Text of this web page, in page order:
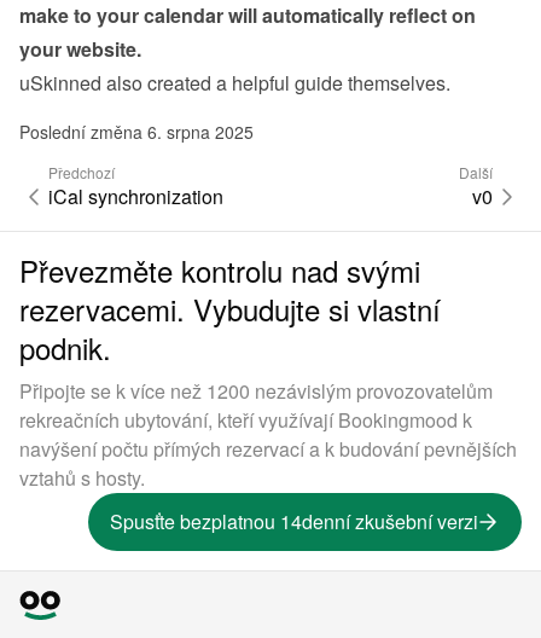
make to your calendar will automatically reflect on
your website.
uSkinned also created a helpful guide themselves.
Poslední změna 6. srpna 2025
Předchozí
iCal synchronization
Další
v0
Převezměte kontrolu nad svými
rezervacemi. Vybudujte si vlastní
podnik.
Připojte se k více než 1200 nezávislým provozovatelům
rekreačních ubytování, kteří využívají Bookingmood k
navýšení počtu přímých rezervací a k budování pevnějších
vztahů s hosty.
Spusťte bezplatnou 14denní zkušební verzi